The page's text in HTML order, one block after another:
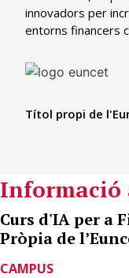
innovadors per
entorns financers
Títol propi de
Informació
Curs d'IA per a
Pròpia de
CAMPUS